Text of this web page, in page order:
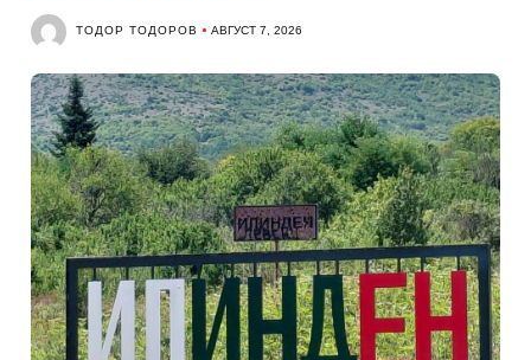
ТОДОР ТОДОРОВ АВГУСТ 7, 2026